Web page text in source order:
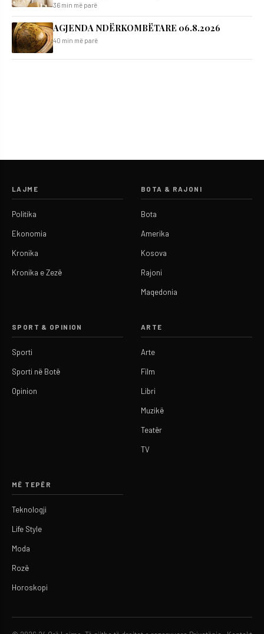
36 min më parë
AGJENDA NDËRKOMBËTARE 06.8.2026
40 min më parë
LAJME
Politika
Ekonomia
Kronika
Kronika e Zezë
BOTA & RAJONI
Bota
Amerika
Kosova
Rajoni
Maqedonia
SPORT & OPINION
Sporti
Sporti në Botë
Opinion
ARTE
Arte
Film
Libri
Muzikë
Teatër
TV
MË TEPËR
Teknologji
Life Style
Moda
Rozë
Horoskopi